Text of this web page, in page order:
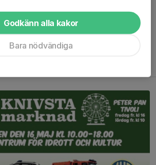
om marknaden kontakta
via e-post:knivstamarknad@knivstaik.se
Godkänn alla kakor
Bara nödvändiga